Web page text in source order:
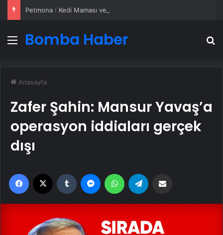
Menü
Bomba Haber
Anasayfa
Zafer Şahin: Mansur Yavaş’a
operasyon iddiaları gerçek
dışı
Facebook Tumblr MessengerWhatsApp